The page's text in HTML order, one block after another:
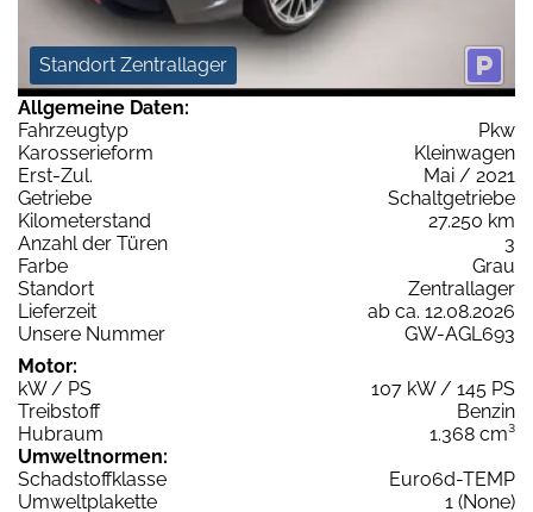
Standort Zentrallager
Allgemeine Daten:
Fahrzeugtyp
Pkw
Karosserieform
Kleinwagen
Erst-Zul.
Mai / 2021
Getriebe
Schaltgetriebe
Kilometerstand
27.250 km
Anzahl der Türen
3
Farbe
Grau
Standort
Zentrallager
Lieferzeit
ab ca. 12.08.2026
Unsere Nummer
GW-AGL693
Motor:
kW / PS
107 kW / 145 PS
Treibstoff
Benzin
Hubraum
1.368 cm³
Umweltnormen:
Schadstoffklasse
Euro6d-TEMP
Umweltplakette
1 (None)